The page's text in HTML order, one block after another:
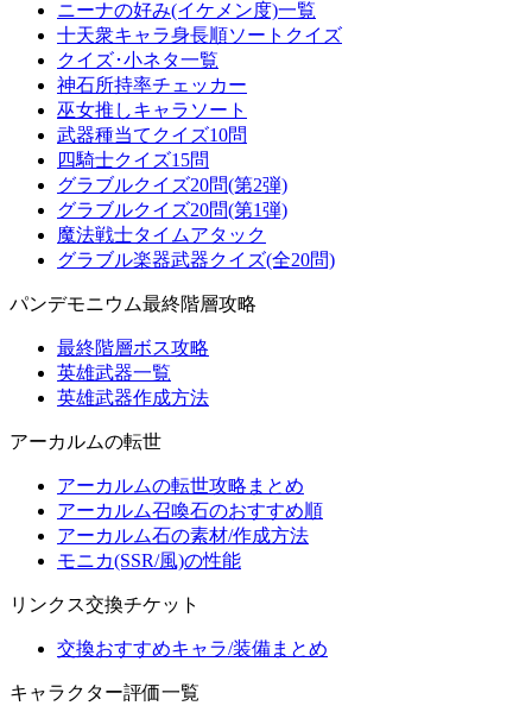
ニーナの好み(イケメン度)一覧
十天衆キャラ身長順ソートクイズ
クイズ･小ネタ一覧
神石所持率チェッカー
巫女推しキャラソート
武器種当てクイズ10問
四騎士クイズ15問
グラブルクイズ20問(第2弾)
グラブルクイズ20問(第1弾)
魔法戦士タイムアタック
グラブル楽器武器クイズ(全20問)
パンデモニウム最終階層攻略
最終階層ボス攻略
英雄武器一覧
英雄武器作成方法
アーカルムの転世
アーカルムの転世攻略まとめ
アーカルム召喚石のおすすめ順
アーカルム石の素材/作成方法
モニカ(SSR/風)の性能
リンクス交換チケット
交換おすすめキャラ/装備まとめ
キャラクター評価一覧